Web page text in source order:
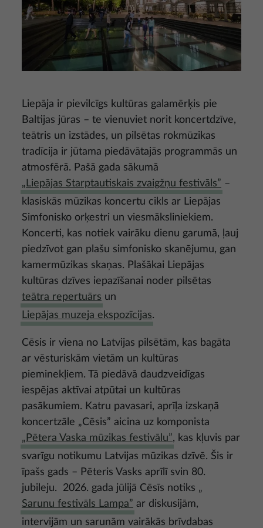
Liepāja ir pievilcīgs kultūras galamērķis pie
Baltijas jūras – te vienuviet norit koncertdzīve,
teātris un izstādes, un pilsētas rokmūzikas
tradīcija ir jūtama piedāvātajās programmās un
atmosfērā. Pašā gada sākumā
„Liepājas Starptautiskais zvaigžņu festivāls” –
klasiskās mūzikas koncertu cikls ar Liepājas
Simfonisko orķestri un viesmāksliniekiem.
Koncerti, kas notiek vairāku dienu garumā, ļauj
piedzīvot gan plašu simfonisko skanējumu, gan
kamermūzikas skaņas. Plašākai Liepājas
kultūras dzīves iepazīšanai noder pilsētas
teātra repertuārs un
Liepājas muzeja ekspozīcijas.
Cēsis ir viena no Latvijas pilsētām, kas bagāta
ar vēsturiskām vietām un kultūras
pieminekļiem. Tā piedāvā daudzveidīgas
iespējas aktīvai atpūtai un kultūras
pasākumiem. Katru pavasari, aprīļa izskaņā
koncertzāle „Cēsis” aicina uz komponista
„Pētera Vaska mūzikas festivālu”, kas kļuvis par
svarīgu notikumu Latvijas mūzikas dzīvē. Šis ir
īpašs gads – Pēteris Vasks aprīlī svin 80.
jubileju. 2026. gada jūlijā Cēsīs notiks „
Sarunu festivāls Lampa” ar diskusijām,
intervijām un sarunām vairākās brīvdabas